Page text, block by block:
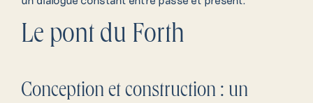
Le pont du Forth
Conception et construction : un